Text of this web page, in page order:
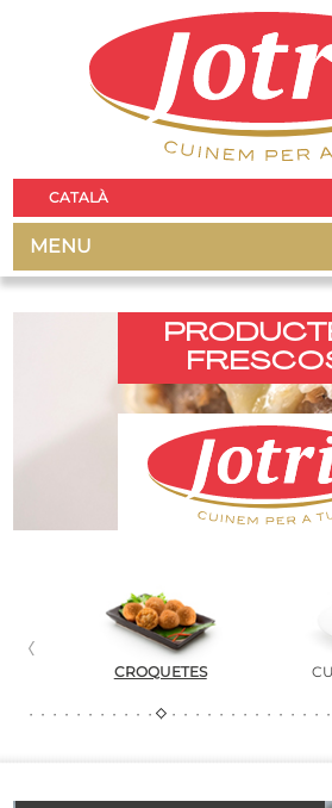
CATALÀ
MENU
CROQUETES